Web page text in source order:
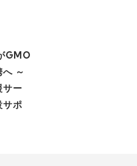
GMO
～
サー
サポ